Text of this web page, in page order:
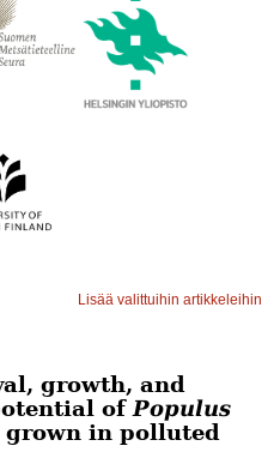
Lisää valittuihin artikkeleihin
growth, and
of Populus
grown in polluted